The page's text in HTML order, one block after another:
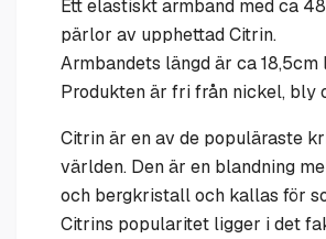
Ett elastiskt armband med ca
pärlor av upphettad Citrin.
Armbandets längd är ca 18,5cm
Produkten är fri från nickel, bly
Citrin är en av de populäraste
världen. Den är en blandning
och bergkristall och kallas för
Citrins popularitet ligger i det